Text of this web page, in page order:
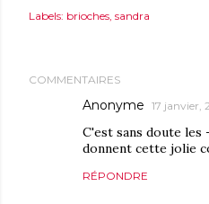
Labels: brioches sandra
COMMENTAIRES
Anonyme 17 janvier,
C'est sans doute
donnent cette jolie
RÉPONDRE